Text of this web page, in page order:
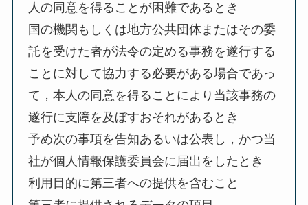
人の同意を得ることが困難であるとき
国の機関もしくは地方公共団体またはその委
託を受けた者が法令の定める事務を遂行する
ことに対して協力する必要がある場合であっ
て，本人の同意を得ることにより当該事務の
遂行に支障を及ぼすおそれがあるとき
予め次の事項を告知あるいは公表し，かつ当
社が個人情報保護委員会に届出をしたとき
利用目的に第三者への提供を含むこと